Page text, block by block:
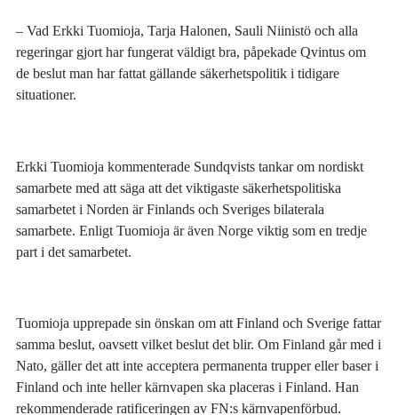
– Vad Erkki Tuomioja, Tarja Halonen, Sauli Niinistö och alla
regeringar gjort har fungerat väldigt bra, påpekade Qvintus om
de beslut man har fattat gällande säkerhetspolitik i tidigare
situationer.
Erkki Tuomioja kommenterade Sundqvists tankar om nordiskt
samarbete med att säga att det viktigaste säkerhetspolitiska
samarbetet i Norden är Finlands och Sveriges bilaterala
samarbete. Enligt Tuomioja är även Norge viktig som en tredje
part i det samarbetet.
Tuomioja upprepade sin önskan om att Finland och Sverige fattar
samma beslut, oavsett vilket beslut det blir. Om Finland går med i
Nato, gäller det att inte acceptera permanenta trupper eller baser i
Finland och inte heller kärnvapen ska placeras i Finland. Han
rekommenderade ratificeringen av FN:s kärnvapenförbud.